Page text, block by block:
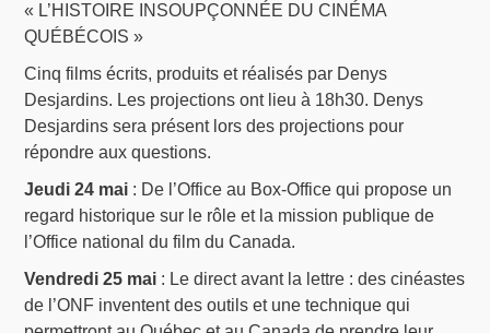
« L’HISTOIRE INSOUPÇONNÉE DU CINÉMA
QUÉBÉCOIS »
Cinq films écrits, produits et réalisés par Denys
Desjardins. Les projections ont lieu à 18h30. Denys
Desjardins sera présent lors des projections pour
répondre aux questions.
Jeudi 24 mai : De l’Office au Box-Office qui propose un
regard historique sur le rôle et la mission publique de
l’Office national du film du Canada.
Vendredi 25 mai : Le direct avant la lettre : des cinéastes
de l’ONF inventent des outils et une technique qui